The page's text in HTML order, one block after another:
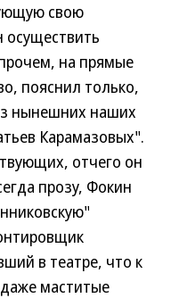
свою
осуществить
на прямые
пояснил только,
нынешних наших
Карамазовых".
отчего он
прозу, Фокин
в театре, что к
маститые